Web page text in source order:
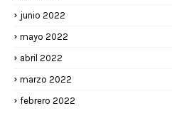
junio 2022
mayo 2022
abril 2022
marzo 2022
febrero 2022